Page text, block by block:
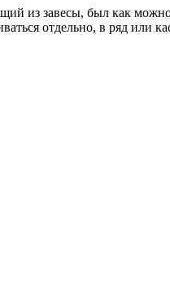
из завесы, был как
отдельно, в ряд или